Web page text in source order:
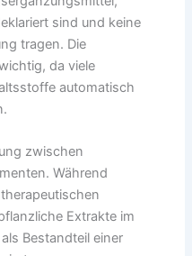
sind und keine
tragen. Die
da viele
automatisch
zwischen
Während
Extrakte im
Bestandteil einer